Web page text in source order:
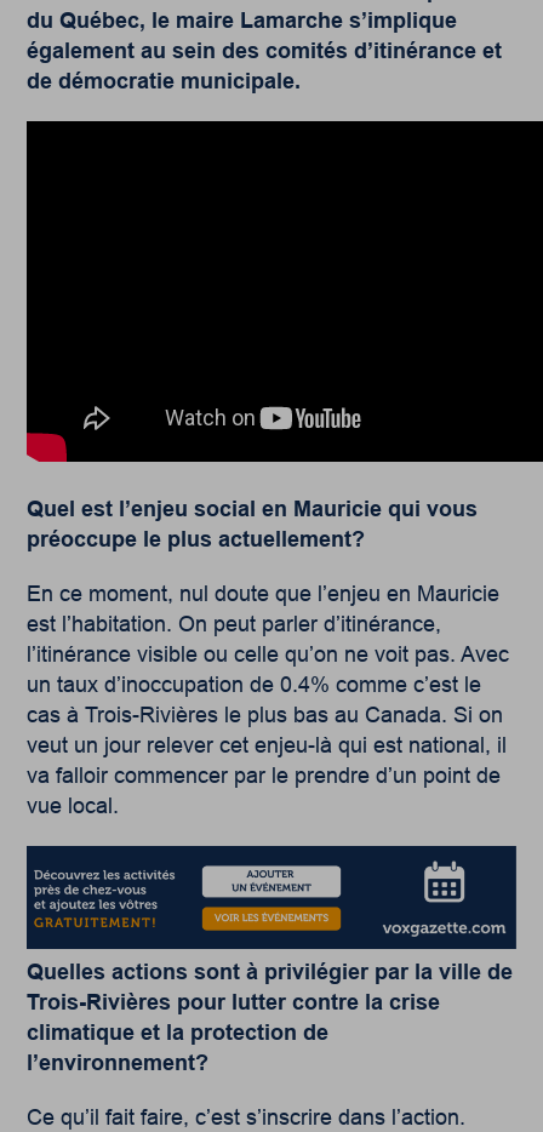
du Québec, le maire Lamarche s’implique
également au sein des comités d’itinérance et
de démocratie municipale.
Quel est l’enjeu social en Mauricie qui vous
préoccupe le plus actuellement?
En ce moment, nul doute que l’enjeu en Mauricie
est l’habitation. On peut parler d’itinérance,
l’itinérance visible ou celle qu’on ne voit pas. Avec
un taux d’inoccupation de 0.4% comme c’est le
cas à Trois-Rivières le plus bas au Canada. Si on
veut un jour relever cet enjeu-là qui est national, il
va falloir commencer par le prendre d’un point de
vue local.
Quelles actions sont à privilégier par la ville de
Trois-Rivières pour lutter contre la crise
climatique et la protection de
l’environnement?
Ce qu’il fait faire, c’est s’inscrire dans l’action.